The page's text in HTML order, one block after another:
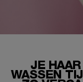
JE
WASSEN